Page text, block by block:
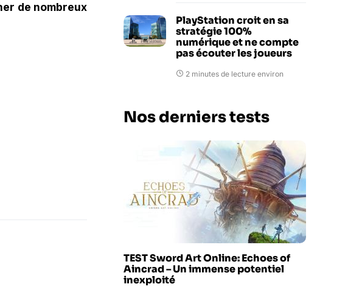
de nombreux
PlayStation croit en sa
stratégie 100%
numérique et ne compte
pas écouter les joueurs
2 minutes de lecture environ
Nos derniers tests
TEST Sword Art Online: Echoes of
Aincrad – Un immense potentiel
inexploité